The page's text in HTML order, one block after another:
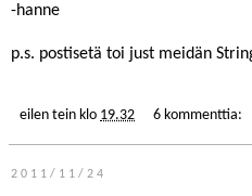
-hanne
p.s. postisetä toi just meidän
eilen tein klo 19.32 6 kommenttia:
2011/11/24